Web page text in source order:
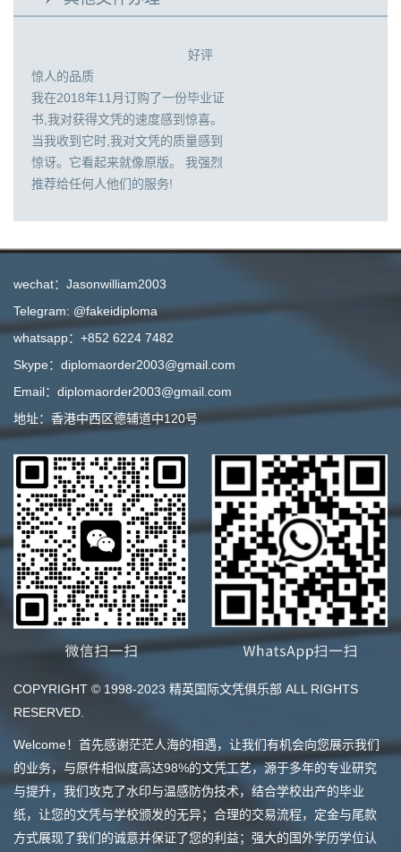
好评
惊人的品质
我在2018年11月订购了一份毕业证
书,我对获得文凭的速度感到惊喜。
当我收到它时,我对文凭的质量感到
惊讶。它看起来就像原版。 我强烈
推荐给任何人他们的服务!
wechat：Jasonwilliam2003
Telegram: @fakeidiploma
whatsapp：+852 6224 7482
Skype：diplomaorder2003@gmail.com
Email：diplomaorder2003@gmail.com
地址：香港中西区德辅道中120号
COPYRIGHT © 1998-2023 精英国际文凭俱乐部 ALL RIGHTS
RESERVED.
Welcome！首先感谢茫茫人海的相遇，让我们有机会向您展示我们
的业务，与原件相似度高达98%的文凭工艺，源于多年的专业研究
与提升，我们攻克了水印与温感防伪技术，结合学校出产的毕业
纸，让您的文凭与学校颁发的无异；合理的交易流程，定金与尾款
方式展现了我们的诚意并保证了您的利益；强大的国外学历学位认